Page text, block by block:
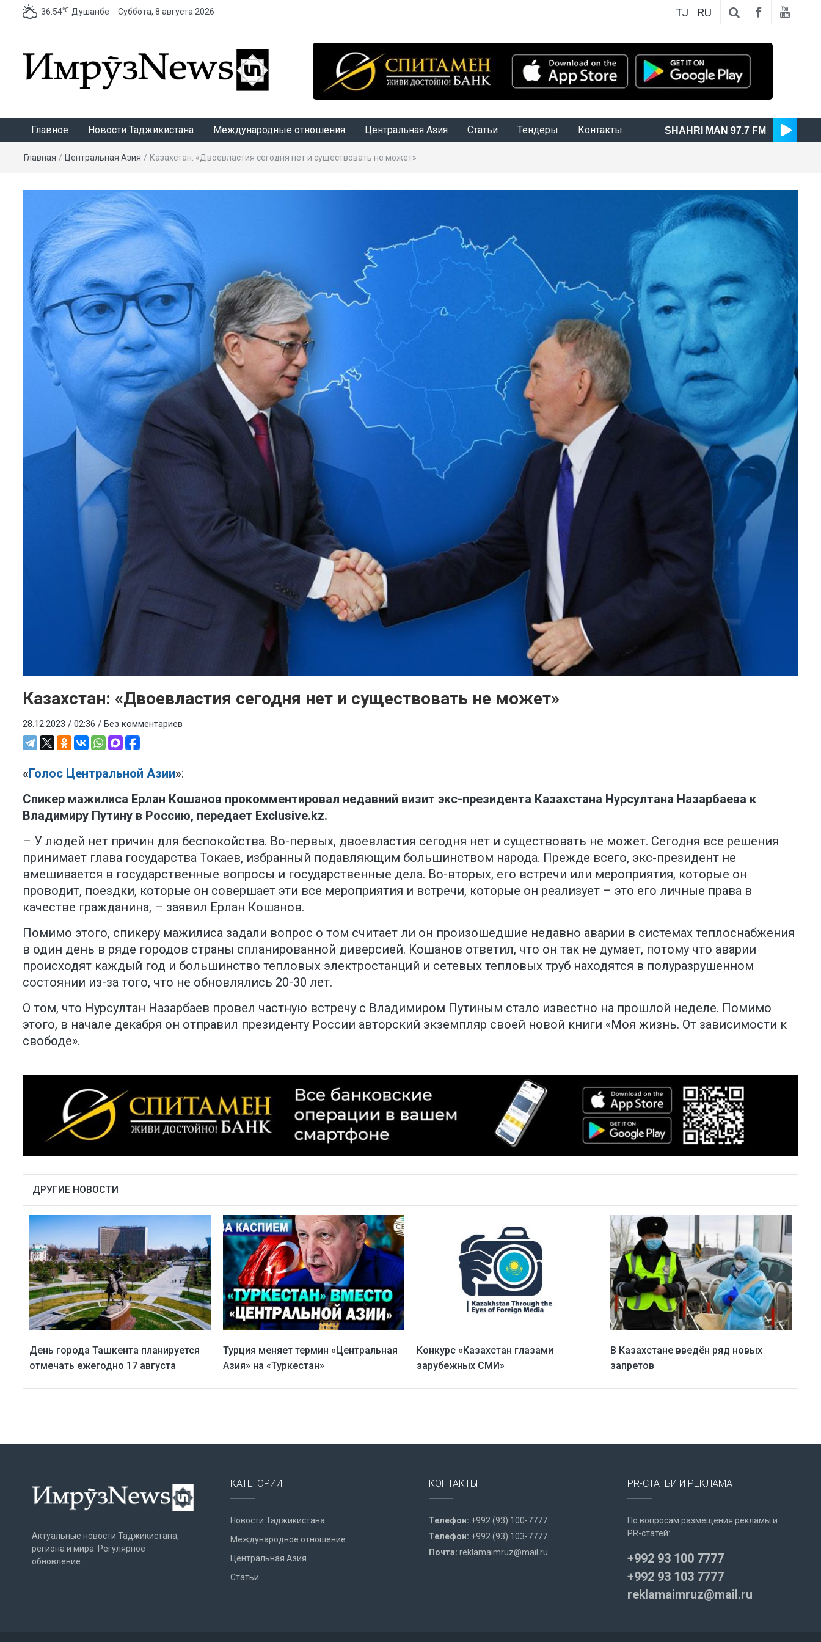
36.54℃ Душанбе Суббота, 8 августа 2026 TJ RU
Главное Новости Таджикистана Международные отношения Центральная Азия Статьи Тендеры Контакты SHAHRI MAN 97.7 FM
Главная / Центральная Азия / Казахстан: «Двоевластия сегодня нет и существовать не может»
Казахстан: «Двоевластия сегодня нет и существовать не может»
28.12.2023 / 02:36 / Без комментариев
«Голос Центральной Азии»:
Спикер мажилиса Ерлан Кошанов прокомментировал недавний визит экс-президента Казахстана Нурсултана Назарбаева к
Владимиру Путину в Россию, передает Exclusive.kz.
– У людей нет причин для беспокойства. Во-первых, двоевластия сегодня нет и существовать не может. Сегодня все решения
принимает глава государства Токаев, избранный подавляющим большинством народа. Прежде всего, экс-президент не
вмешивается в государственные вопросы и государственные дела. Во-вторых, его встречи или мероприятия, которые он
проводит, поездки, которые он совершает эти все мероприятия и встречи, которые он реализует – это его личные права в
качестве гражданина, – заявил Ерлан Кошанов.
Помимо этого, спикеру мажилиса задали вопрос о том считает ли он произошедшие недавно аварии в системах теплоснабжения
в один день в ряде городов страны спланированной диверсией. Кошанов ответил, что он так не думает, потому что аварии
происходят каждый год и большинство тепловых электростанций и сетевых тепловых труб находятся в полуразрушенном
состоянии из-за того, что не обновлялись 20-30 лет.
О том, что Нурсултан Назарбаев провел частную встречу с Владимиром Путиным стало известно на прошлой неделе. Помимо
этого, в начале декабря он отправил президенту России авторский экземпляр своей новой книги «Моя жизнь. От зависимости к
свободе».
ДРУГИЕ НОВОСТИ
День города Ташкента планируется
отмечать ежегодно 17 августа
Турция меняет термин «Центральная
Азия» на «Туркестан»
Конкурс «Казахстан глазами
зарубежных СМИ»
В Казахстане введён ряд новых
запретов
Актуальные новости Таджикистана,
региона и мира. Регулярное
обновление.
КАТЕГОРИИ
Новости Таджикистана
Международное отношение
Центральная Азия
Статьи
КОНТАКТЫ
Телефон: +992 (93) 100-7777
Телефон: +992 (93) 103-7777
Почта: reklamaimruz@mail.ru
PR-СТАТЬИ И РЕКЛАМА
По вопросам размещения рекламы и
PR-статей:
+992 93 100 7777
+992 93 103 7777
reklamaimruz@mail.ru